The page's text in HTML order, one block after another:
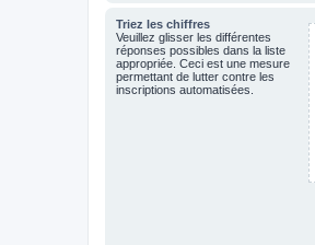
Triez les chiffres
Veuillez glisser les différentes
réponses possibles dans la liste
appropriée. Ceci est une mesure
permettant de lutter contre les
inscriptions automatisées.